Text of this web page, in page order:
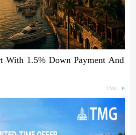
With 1.5% Down Payment And
TMG